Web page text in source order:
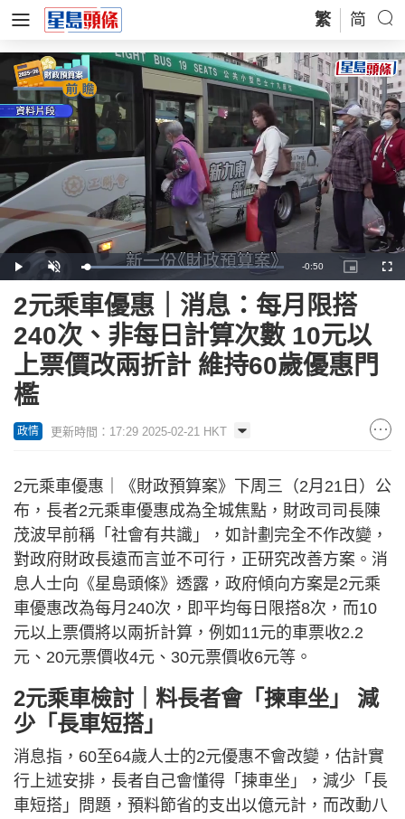
繁 简
Play Unmute Loaded:
58.56%
Remaining
Time
-0:50
Picture-
in-
2元乘車優惠｜消息：每月限搭
240次、非每日計算次數 10元以
上票價改兩折計 維持60歲優惠門
檻
政情 更新時間：17:29 2025-02-21 HKT
2元乘車優惠｜《財政預算案》下周三（2月21日）公
布，長者2元乘車優惠成為全城焦點，財政司司長陳
茂波早前稱「社會有共識」，如計劃完全不作改變，
對政府財政長遠而言並不可行，正研究改善方案。消
息人士向《星島頭條》透露，政府傾向方案是2元乘
車優惠改為每月240次，即平均每日限搭8次，而10
元以上票價將以兩折計算，例如11元的車票收2.2
元、20元票價收4元、30元票價收6元等。
2元乘車檢討｜料長者會「揀車坐」 減
少「長車短搭」
消息指，60至64歲人士的2元優惠不會改變，估計實
行上述安排，長者自己會懂得「揀車坐」，減少「長
車短搭」問題，預料節省的支出以億元計，而改動八